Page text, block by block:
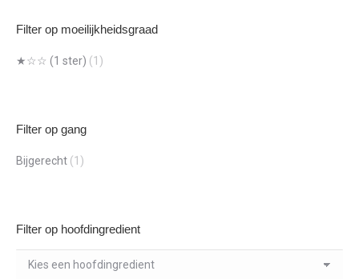
Filter op moeilijkheidsgraad
★☆☆ (1 ster) (1)
Filter op gang
Bijgerecht (1)
Filter op hoofdingredient